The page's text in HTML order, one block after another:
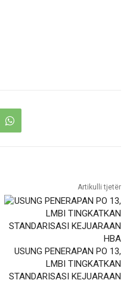
Artikulli tjetër
USUNG PENERAPAN PO 13,
LMBI TINGKATKAN
STANDARISASI KEJUARAAN